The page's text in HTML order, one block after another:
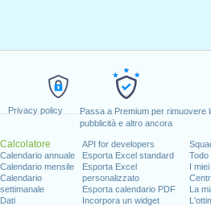
Privacy policy
Passa a Premium per rimuovere
pubblicità e altro ancora
Calcolatore
Calendario annuale
Calendario mensile
Calendario
settimanale
Dati
API for developers
Esporta Excel standard
Esporta Excel
personalizzato
Esporta calendario PDF
Incorpora un widget
Todo
I
La